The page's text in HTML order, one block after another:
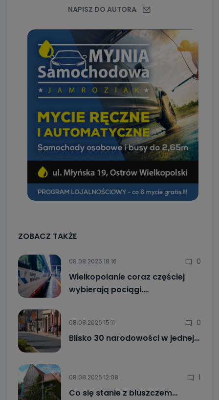
NAPISZ DO AUTORA
ZOBACZ TAKŻE
08.08.2026 18:16 0
Wielkopolanie coraz częściej
wybierają pociągi.…
08.08.2026 15:11 0
Blisko 30 narodowości w jednej…
08.08.2026 12:08 1
Co się stanie z bluszczem…